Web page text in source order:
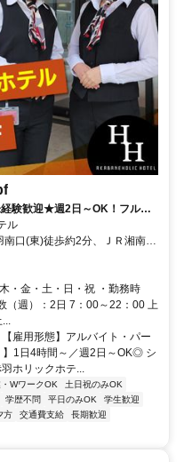
験歓迎★週2日～OK！フルタ
ル
口(東)徒歩約2分、ＪＲ湘南新
宇都宮線〔東北本線〕・ＪＲ
)徒歩約2分
・金・土・日・祝 ・勤務時
（週）：2日 7：00～22：00 上
雇用形態】アルバイト・パー
】1日4時間～／週2日～OK◎ シ
ホリックホテ...
WワークOK
土日祝のみOK
学歴不問 平日のみOK
学生歓迎
方 交通費支給
長期歓迎